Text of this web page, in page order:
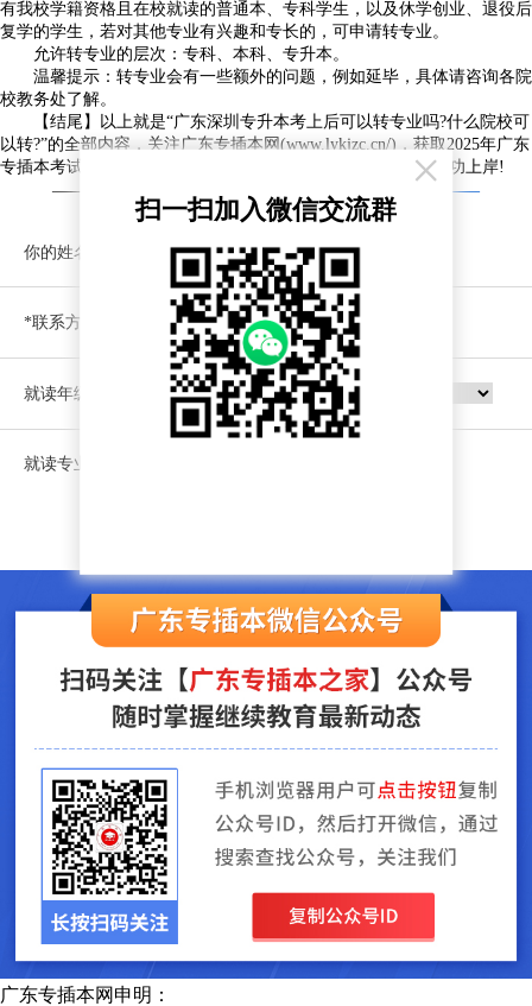
有我校学籍资格且在校就读的普通本、专科学生，以及休学创业、退役后
复学的学生，若对其他专业有兴趣和专长的，可申请转专业。
允许转专业的层次：专科、本科、专升本。
温馨提示：转专业会有一些额外的问题，例如延毕，具体请咨询各院
校教务处了解。
【结尾】以上就是“广东深圳专升本考上后可以转专业吗?什么院校可
以转?”的全部内容，关注广东专插本网(www.lykjzc.cn/)，获取2025年广东
专插本考试大纲、招生简章、招生计划等内容，助各位同学成功上岸!
—— 没找你想要的专升本资讯？ 预约免费咨询 ——
你的姓名
*联系方式
就读年级
就读专业
广东专插本网申明：
×
扫一扫加入微信交流群